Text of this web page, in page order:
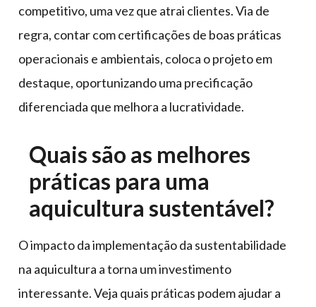
competitivo, uma vez que atrai clientes. Via de
regra, contar com certificações de boas práticas
operacionais e ambientais, coloca o projeto em
destaque, oportunizando uma precificação
diferenciada que melhora a lucratividade.
Quais são as melhores
práticas para uma
aquicultura sustentável?
O impacto da implementação da sustentabilidade
na aquicultura a torna um investimento
interessante. Veja quais práticas podem ajudar a